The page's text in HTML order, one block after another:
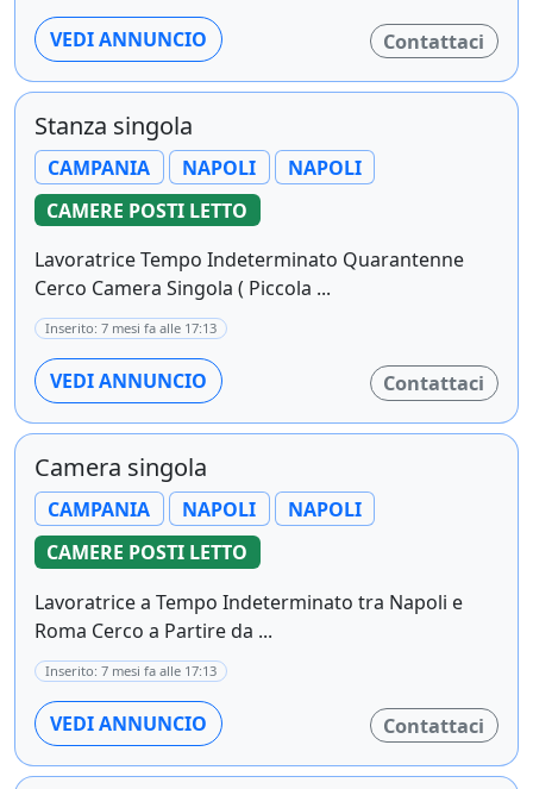
VEDI ANNUNCIO Contattaci
Stanza singola
CAMPANIA NAPOLI
NAPOLI
CAMERE POSTI LETTO
Lavoratrice Tempo Indeterminato Quarantenne
Cerco Camera Singola ( Piccola ...
Inserito: 7 mesi fa alle 17:13
VEDI ANNUNCIO Contattaci
Camera singola
CAMPANIA NAPOLI
NAPOLI
CAMERE POSTI LETTO
Lavoratrice a Tempo Indeterminato tra Napoli e
Roma Cerco a Partire da ...
Inserito: 7 mesi fa alle 17:13
VEDI ANNUNCIO Contattaci